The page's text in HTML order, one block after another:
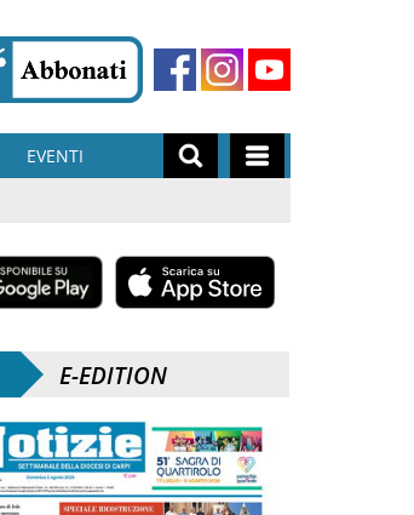
EVENTI
E-EDITION